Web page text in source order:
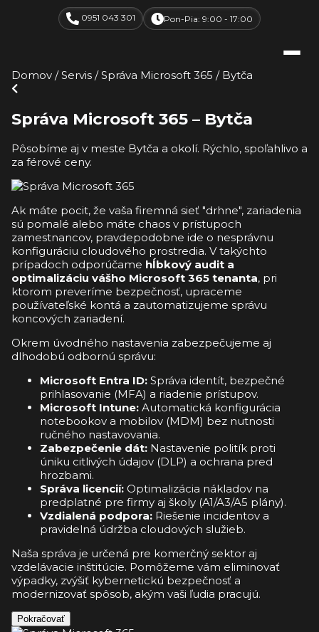
0951 043 301 Pon-Pia: 9:00 - 17:00
Domov / Servis / Správa Microsoft 365 / Bytča
Správa Microsoft 365 – Bytča
Pôsobíme aj v meste Bytča a okolí. Rýchlo, spoľahlivo a
za férové ceny.
Ak máte pocit, že vaša firemná sieť "drhne", zariadenia
sú pomalé alebo máte chaos v prístupoch
zamestnancov, pravdepodobne ide o nesprávnu
konfiguráciu cloudového prostredia. V takýchto
prípadoch odporúčame hĺbkový audit a
optimalizáciu vášho Microsoft 365 tenanta, pri
ktorom preveríme bezpečnosť, upraceme
používateľské kontá a zautomatizujeme správu
koncových zariadení.
Okrem úvodného nastavenia zabezpečujeme aj
dlhodobú odbornú správu:
Microsoft Entra ID: Správa identít, bezpečné
prihlasovanie (MFA) a riadenie prístupov.
Microsoft Intune: Automatická konfigurácia
notebookov a mobilov (MDM) bez nutnosti
ručného nastavovania.
Zabezpečenie dát: Nastavenie politík proti
úniku citlivých údajov (DLP) a ochrana pred
hrozbami.
Správa licencií: Optimalizácia nákladov na
predplatné pre firmy aj školy (A1/A3/A5 plány).
Vzdialená podpora: Riešenie incidentov a
pravidelná údržba cloudových služieb.
Naša správa je určená pre komerčný sektor aj
vzdelávacie inštitúcie. Pomôžeme vám eliminovať
výpadky, zvýšiť kybernetickú bezpečnosť a
modernizovať spôsob, akým vaši ľudia pracujú.
Pokračovať